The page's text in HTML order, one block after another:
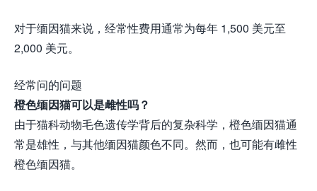
对于缅因猫来说，经常性费用通常为每年 1,500 美元至
2,000 美元。
经常问的问题
橙色缅因猫可以是雌性吗？
由于猫科动物毛色遗传学背后的复杂科学，橙色缅因猫通
常是雄性，与其他缅因猫颜色不同。然而，也可能有雌性
橙色缅因猫。